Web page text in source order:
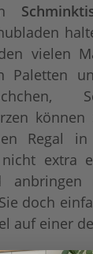
vielen
Paletten
Regal in
extra
anbringen
doch
auf einer